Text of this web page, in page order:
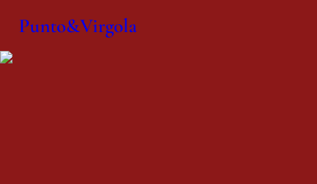
Punto&Virgola